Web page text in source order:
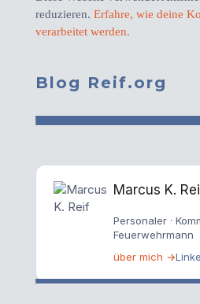
reduzieren. Erfahre, wie deine
verarbeitet werden.
Blog Reif.org
Marcus K.
Personaler ·
Feuerwehrmann
über mich →